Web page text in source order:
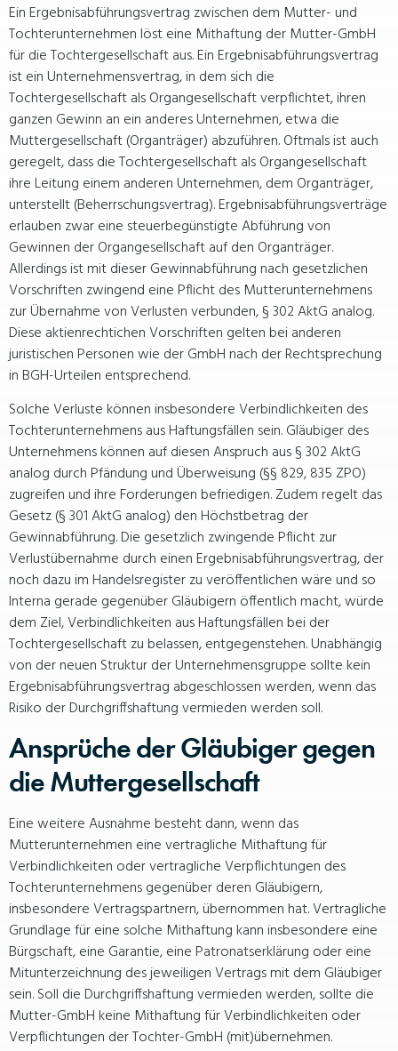
Ein Ergebnisabführungsvertrag zwischen dem Mutter- und
Tochterunternehmen löst eine Mithaftung der Mutter-GmbH
für die Tochtergesellschaft aus. Ein Ergebnisabführungsvertrag
ist ein Unternehmensvertrag, in dem sich die
Tochtergesellschaft als Organgesellschaft verpflichtet, ihren
ganzen Gewinn an ein anderes Unternehmen, etwa die
Muttergesellschaft (Organträger) abzuführen. Oftmals ist auch
geregelt, dass die Tochtergesellschaft als Organgesellschaft
ihre Leitung einem anderen Unternehmen, dem Organträger,
unterstellt (Beherrschungsvertrag). Ergebnisabführungsverträge
erlauben zwar eine steuerbegünstigte Abführung von
Gewinnen der Organgesellschaft auf den Organträger.
Allerdings ist mit dieser Gewinnabführung nach gesetzlichen
Vorschriften zwingend eine Pflicht des Mutterunternehmens
zur Übernahme von Verlusten verbunden, § 302 AktG analog.
Diese aktienrechtichen Vorschriften gelten bei anderen
juristischen Personen wie der GmbH nach der Rechtsprechung
in BGH-Urteilen entsprechend.
Solche Verluste können insbesondere Verbindlichkeiten des
Tochterunternehmens aus Haftungsfällen sein. Gläubiger des
Unternehmens können auf diesen Anspruch aus § 302 AktG
analog durch Pfändung und Überweisung (§§ 829, 835 ZPO)
zugreifen und ihre Forderungen befriedigen. Zudem regelt das
Gesetz (§ 301 AktG analog) den Höchstbetrag der
Gewinnabführung. Die gesetzlich zwingende Pflicht zur
Verlustübernahme durch einen Ergebnisabführungsvertrag, der
noch dazu im Handelsregister zu veröffentlichen wäre und so
Interna gerade gegenüber Gläubigern öffentlich macht, würde
dem Ziel, Verbindlichkeiten aus Haftungsfällen bei der
Tochtergesellschaft zu belassen, entgegenstehen. Unabhängig
von der neuen Struktur der Unternehmensgruppe sollte kein
Ergebnisabführungsvertrag abgeschlossen werden, wenn das
Risiko der Durchgriffshaftung vermieden werden soll.
Ansprüche der Gläubiger gegen
die Muttergesellschaft
Eine weitere Ausnahme besteht dann, wenn das
Mutterunternehmen eine vertragliche Mithaftung für
Verbindlichkeiten oder vertragliche Verpflichtungen des
Tochterunternehmens gegenüber deren Gläubigern,
insbesondere Vertragspartnern, übernommen hat. Vertragliche
Grundlage für eine solche Mithaftung kann insbesondere eine
Bürgschaft, eine Garantie, eine Patronatserklärung oder eine
Mitunterzeichnung des jeweiligen Vertrags mit dem Gläubiger
sein. Soll die Durchgriffshaftung vermieden werden, sollte die
Mutter-GmbH keine Mithaftung für Verbindlichkeiten oder
Verpflichtungen der Tochter-GmbH (mit)übernehmen.